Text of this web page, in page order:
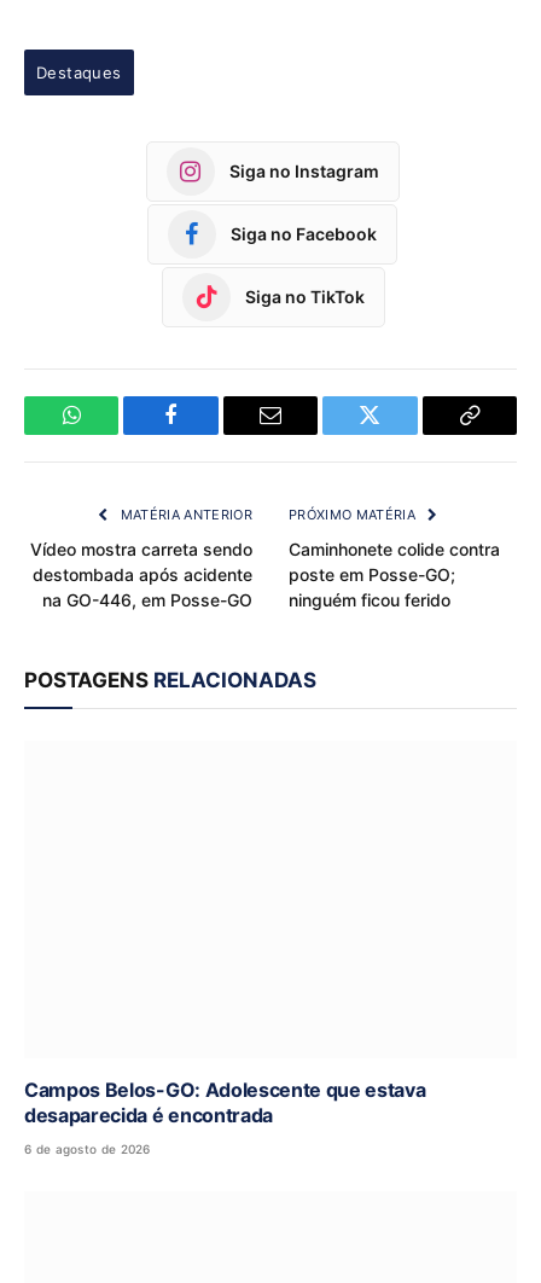
Destaques
Siga no Instagram
Siga no Facebook
Siga no TikTok
WhatsApp Facebook Email Twitter
Copy
MATÉRIA ANTERIOR
Vídeo mostra carreta sendo
destombada após acidente
na GO-446, em Posse-GO
PRÓXIMO MATÉRIA
Caminhonete colide contra
poste em Posse-GO;
ninguém ficou ferido
POSTAGENS RELACIONADAS
Campos Belos-GO: Adolescente que estava
desaparecida é encontrada
6 de agosto de 2026